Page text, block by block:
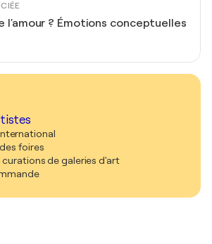
l'amour ? Émotions conceptuelles
foires
curations de galeries d'art